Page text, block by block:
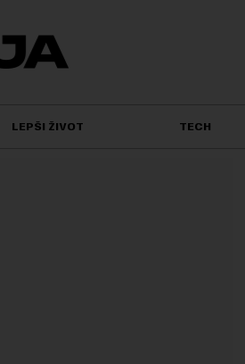
LEPŠI ŽIVOT TECH